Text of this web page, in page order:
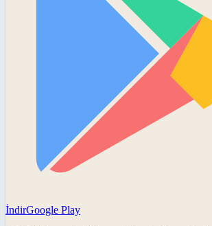
İndirGoogle Play